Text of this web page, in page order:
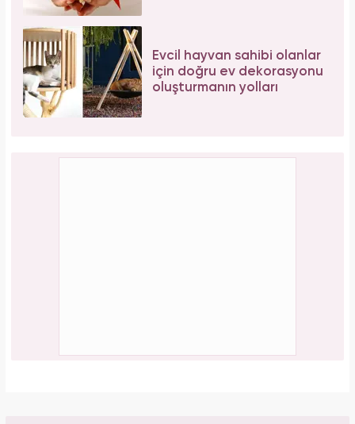
Evcil hayvan sahibi olanlar
için doğru ev dekorasyonu
oluşturmanın yolları